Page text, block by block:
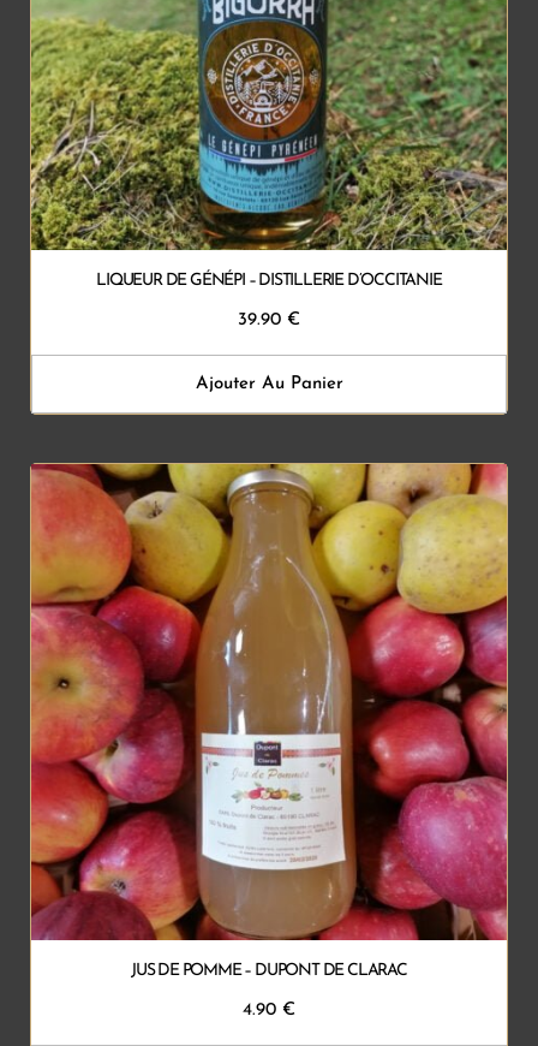
LIQUEUR DE GÉNÉPI – DISTILLERIE D’OCCITANIE
39.90 €
Ajouter Au Panier
JUS DE POMME – DUPONT DE CLARAC
4.90 €